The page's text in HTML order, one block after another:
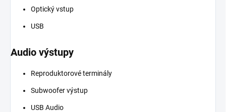
Optický vstup
USB
Audio výstupy
Reproduktorové terminály
Subwoofer výstup
USB Audio